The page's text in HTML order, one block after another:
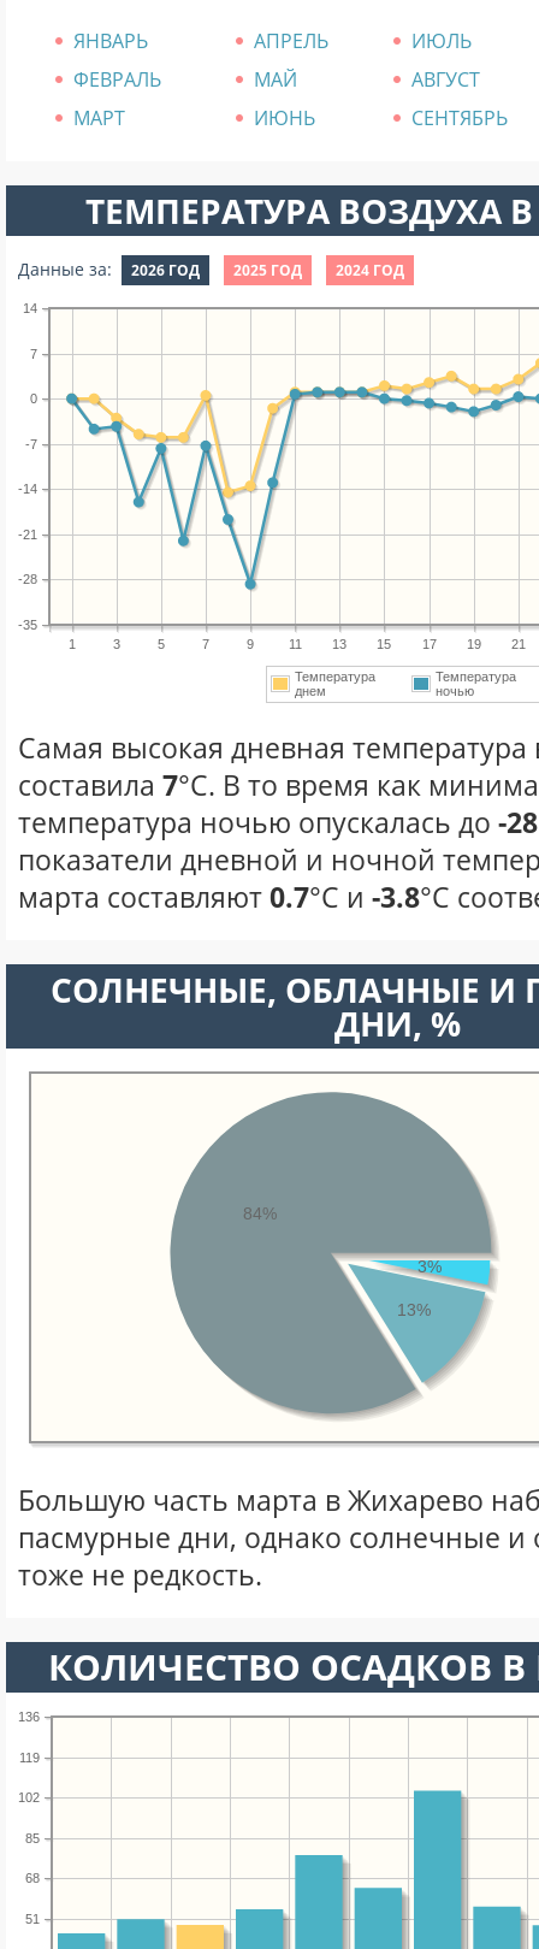
ЯНВАРЬ АПРЕЛЬ
ИЮЛЬ
ФЕВРАЛЬ
МАЙ
АВГУСТ
МАРТ
ИЮНЬ СЕНТЯБРЬ
ТЕМПЕРАТУРА ВОЗДУХА В
Данные за: 2026 ГОД 2025 ГОД 2024 ГОД
1 3 5 7 9 11 13 15 17 19 21
-35
-28
-21
-14
-7
0
7
14
Температура
днем
Температура
ночью
Самая высокая дневная температура
составила 7°С. В то время как
температура ночью опускалась до -28
показатели дневной и ночной
марта составляют0.7°С и -3.8°С
CОЛНЕЧНЫЕ, ОБЛАЧНЫЕ И
ДНИ, %
3%
13%
84%
Большую часть марта в Жихарево
пасмурные дни, однако солнечные
тоже не редкость.
КОЛИЧЕСТВО ОСАДКОВ
51
68
85
102
119
136